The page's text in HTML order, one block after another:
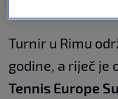
Turnir u Rimu
godine, a riječ je
Tennis Europe